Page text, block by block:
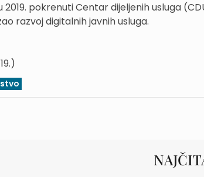
2019. pokrenuti Centar dijeljenih usluga
razvoj digitalnih javnih usluga.